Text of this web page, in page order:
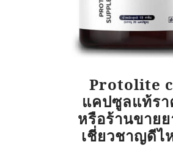
Protolite
แคปซูลแท้รา
หรือร้านขาย
เชี่ยวชาญดีไ